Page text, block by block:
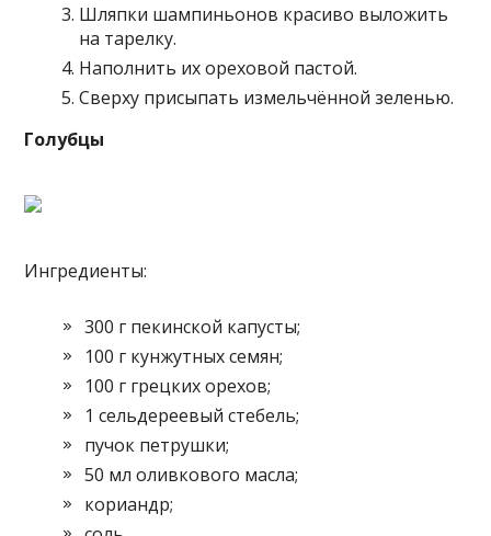
Шляпки шампиньонов красиво выложить
на тарелку.
Наполнить их ореховой пастой.
Сверху присыпать измельчённой зеленью.
Голубцы
Ингредиенты:
300 г пекинской капусты;
100 г кунжутных семян;
100 г грецких орехов;
1 сельдереевый стебель;
пучок петрушки;
50 мл оливкового масла;
кориандр;